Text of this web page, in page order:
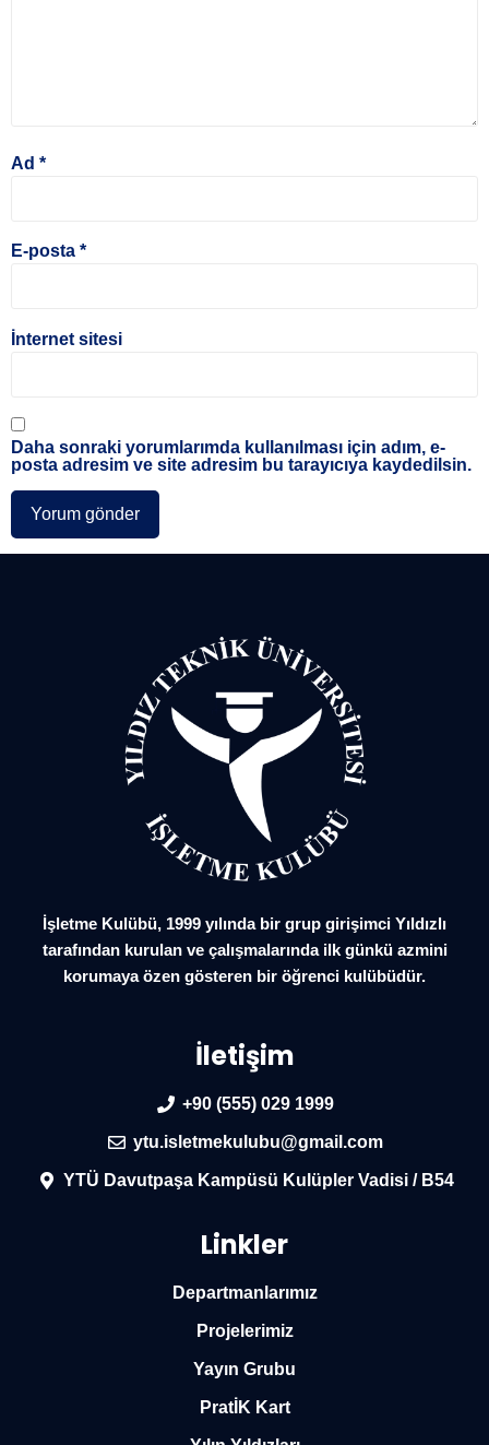
Ad *
E-posta *
İnternet sitesi
Daha sonraki yorumlarımda kullanılması için adım, e-
posta adresim ve site adresim bu tarayıcıya kaydedilsin.
İşletme Kulübü, 1999 yılında bir grup girişimci Yıldızlı
tarafından kurulan ve çalışmalarında ilk günkü azmini
korumaya özen gösteren bir öğrenci kulübüdür.
İletişim
+90 (555) 029 1999
ytu.isletmekulubu@gmail.com
YTÜ Davutpaşa Kampüsü Kulüpler Vadisi / B54
Linkler
Departmanlarımız
Projelerimiz
Yayın Grubu
PratİK Kart